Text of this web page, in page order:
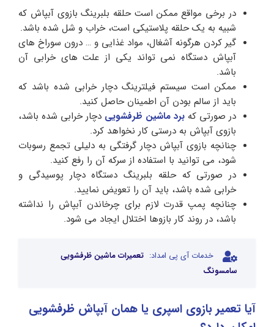
در برخی مواقع ممکن است حلقه بلبرینگ بازوی آبپاش که
شبیه به یک حلقه پلاستیکی است، خراب و شل شده باشد.
گیر کردن هرگونه آشغال، مواد غذایی و … درون سوراخ های
آبپاش دستگاه نمی تواند یکی از علت های خرابی آن
باشد.
ممکن است سیستم فیلترینگ دچار خرابی شده باشد که
باید از سالم بودن آن اطمینان حاصل کنید.
در صورتی که برد ماشین ظرفشویی دچار خرابی شده باشد،
بازوی آبپاش به درستی کار نخواهد کرد.
چنانچه بازوی آبپاش دچار گرفتگی به دلیلی تجمع رسوبات
شود، می توانید با استفاده از سرکه آن را رفع کنید.
در صورتی که حلقه بلبرینگ دستگاه دچار پوسیدگی و
خرابی شده باشد، باید آن را تعویض نمایید.
چنانچه پمپ قدرت لازم برای چرخاندن آبپاش را نداشته
باشد، در روند کار بازوها اختلال ایجاد می شود.
خدمات آی پی امداد: تعمیرات ماشین ظرفشویی
سامسونگ
آیا تعمیر بازوی اسپری یا همان آبپاش ظرفشویی